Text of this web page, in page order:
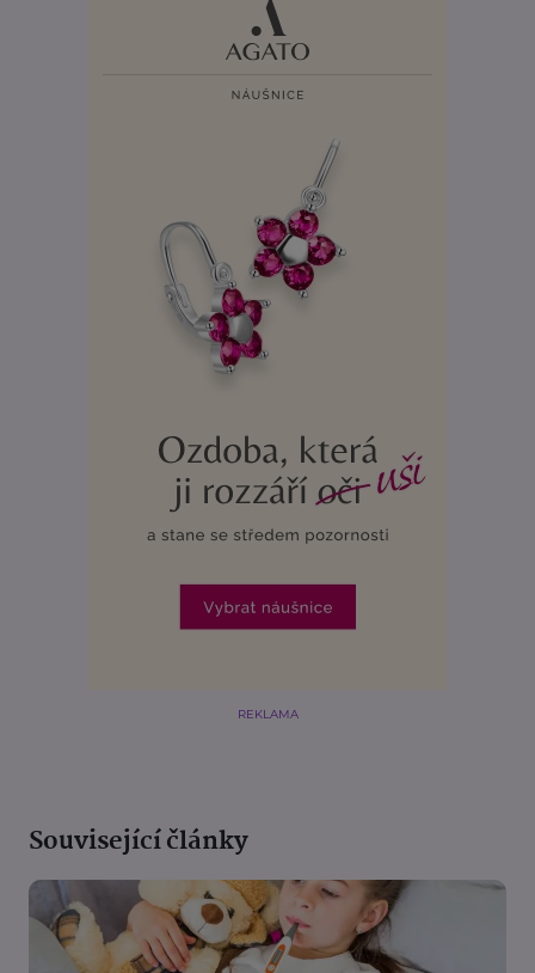
REKLAMA
Související články